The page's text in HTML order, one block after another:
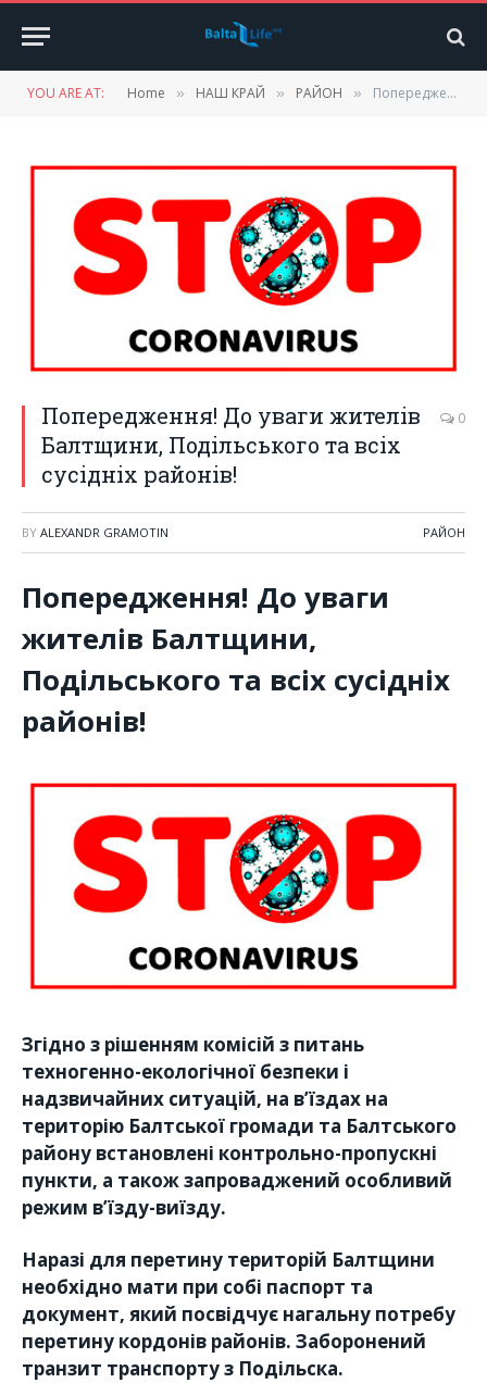
YOU ARE AT: Home » НАШ КРАЙ » РАЙОН » Попередження! До уваги жителів Балтщини, Подільського та всіх сусідніх районів!
Попередження! До уваги жителів
Балтщини, Подільського та всіх
сусідніх районів!
0
BY ALEXANDR GRAMOTIN РАЙОН
Попередження! До уваги
жителів Балтщини,
Подільського та всіх сусідніх
районів!
Згідно з рішенням комісій з питань
техногенно-екологічної безпеки і
надзвичайних ситуацій, на в’їздах на
територію Балтської громади та Балтського
району встановлені контрольно-пропускні
пункти, а також запроваджений особливий
режим в’їзду-виїзду.
Наразі для перетину територій Балтщини
необхідно мати при собі паспорт та
документ, який посвідчує нагальну потребу
перетину кордонів районів. Заборонений
транзит транспорту з Подільска.